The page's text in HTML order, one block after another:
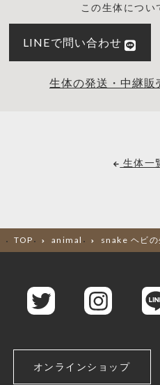
この生体につい
LINEで問い合わせ
生体の発送・中継販
生体一
TOP animal snake ヘビ
オンラインショップ